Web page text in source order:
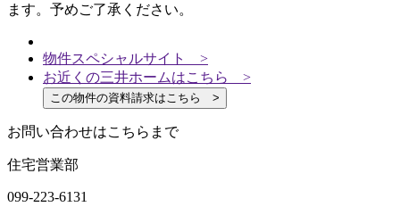
ます。予めご了承ください。
物件スペシャルサイト >
お近くの三井ホームはこちら >
この物件の資料請求はこちら >
お問い合わせはこちらまで
住宅営業部
099-223-6131